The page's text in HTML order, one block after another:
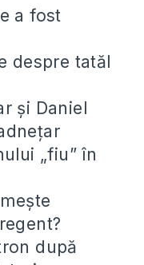
a fost
despre tatăl
și Daniel
„fiu” în
după